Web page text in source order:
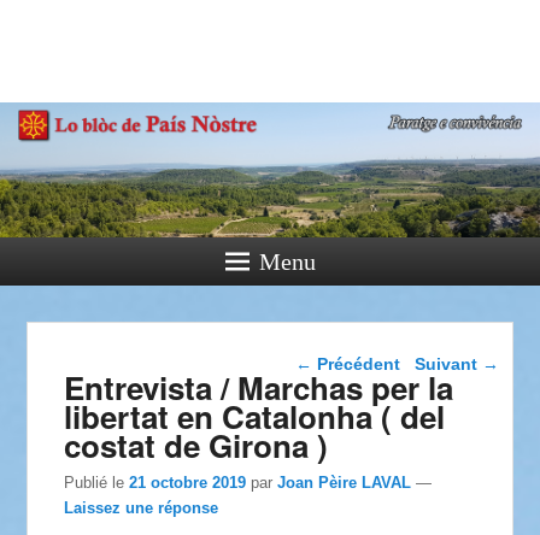
Paratge e Convivència
Menu
Navigation dans les
articles
← Précédent Suivant →
Entrevista / Marchas per la
libertat en Catalonha ( del
costat de Girona )
Publié le21 octobre 2019 parJoan Pèire LAVAL —
Laissez une réponse